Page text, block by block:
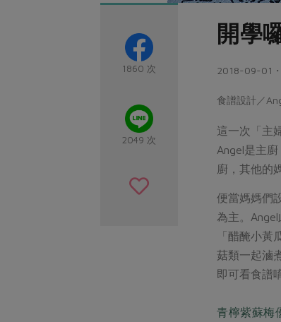
1860 次
2049 次
開學
2018-09-01
食譜設計／
這一次「主
Angel是主
廚，其他的
便當媽媽們
為主。
「醋醃小
菇類一起滷
即可看食譜
青檸紫蘇梅